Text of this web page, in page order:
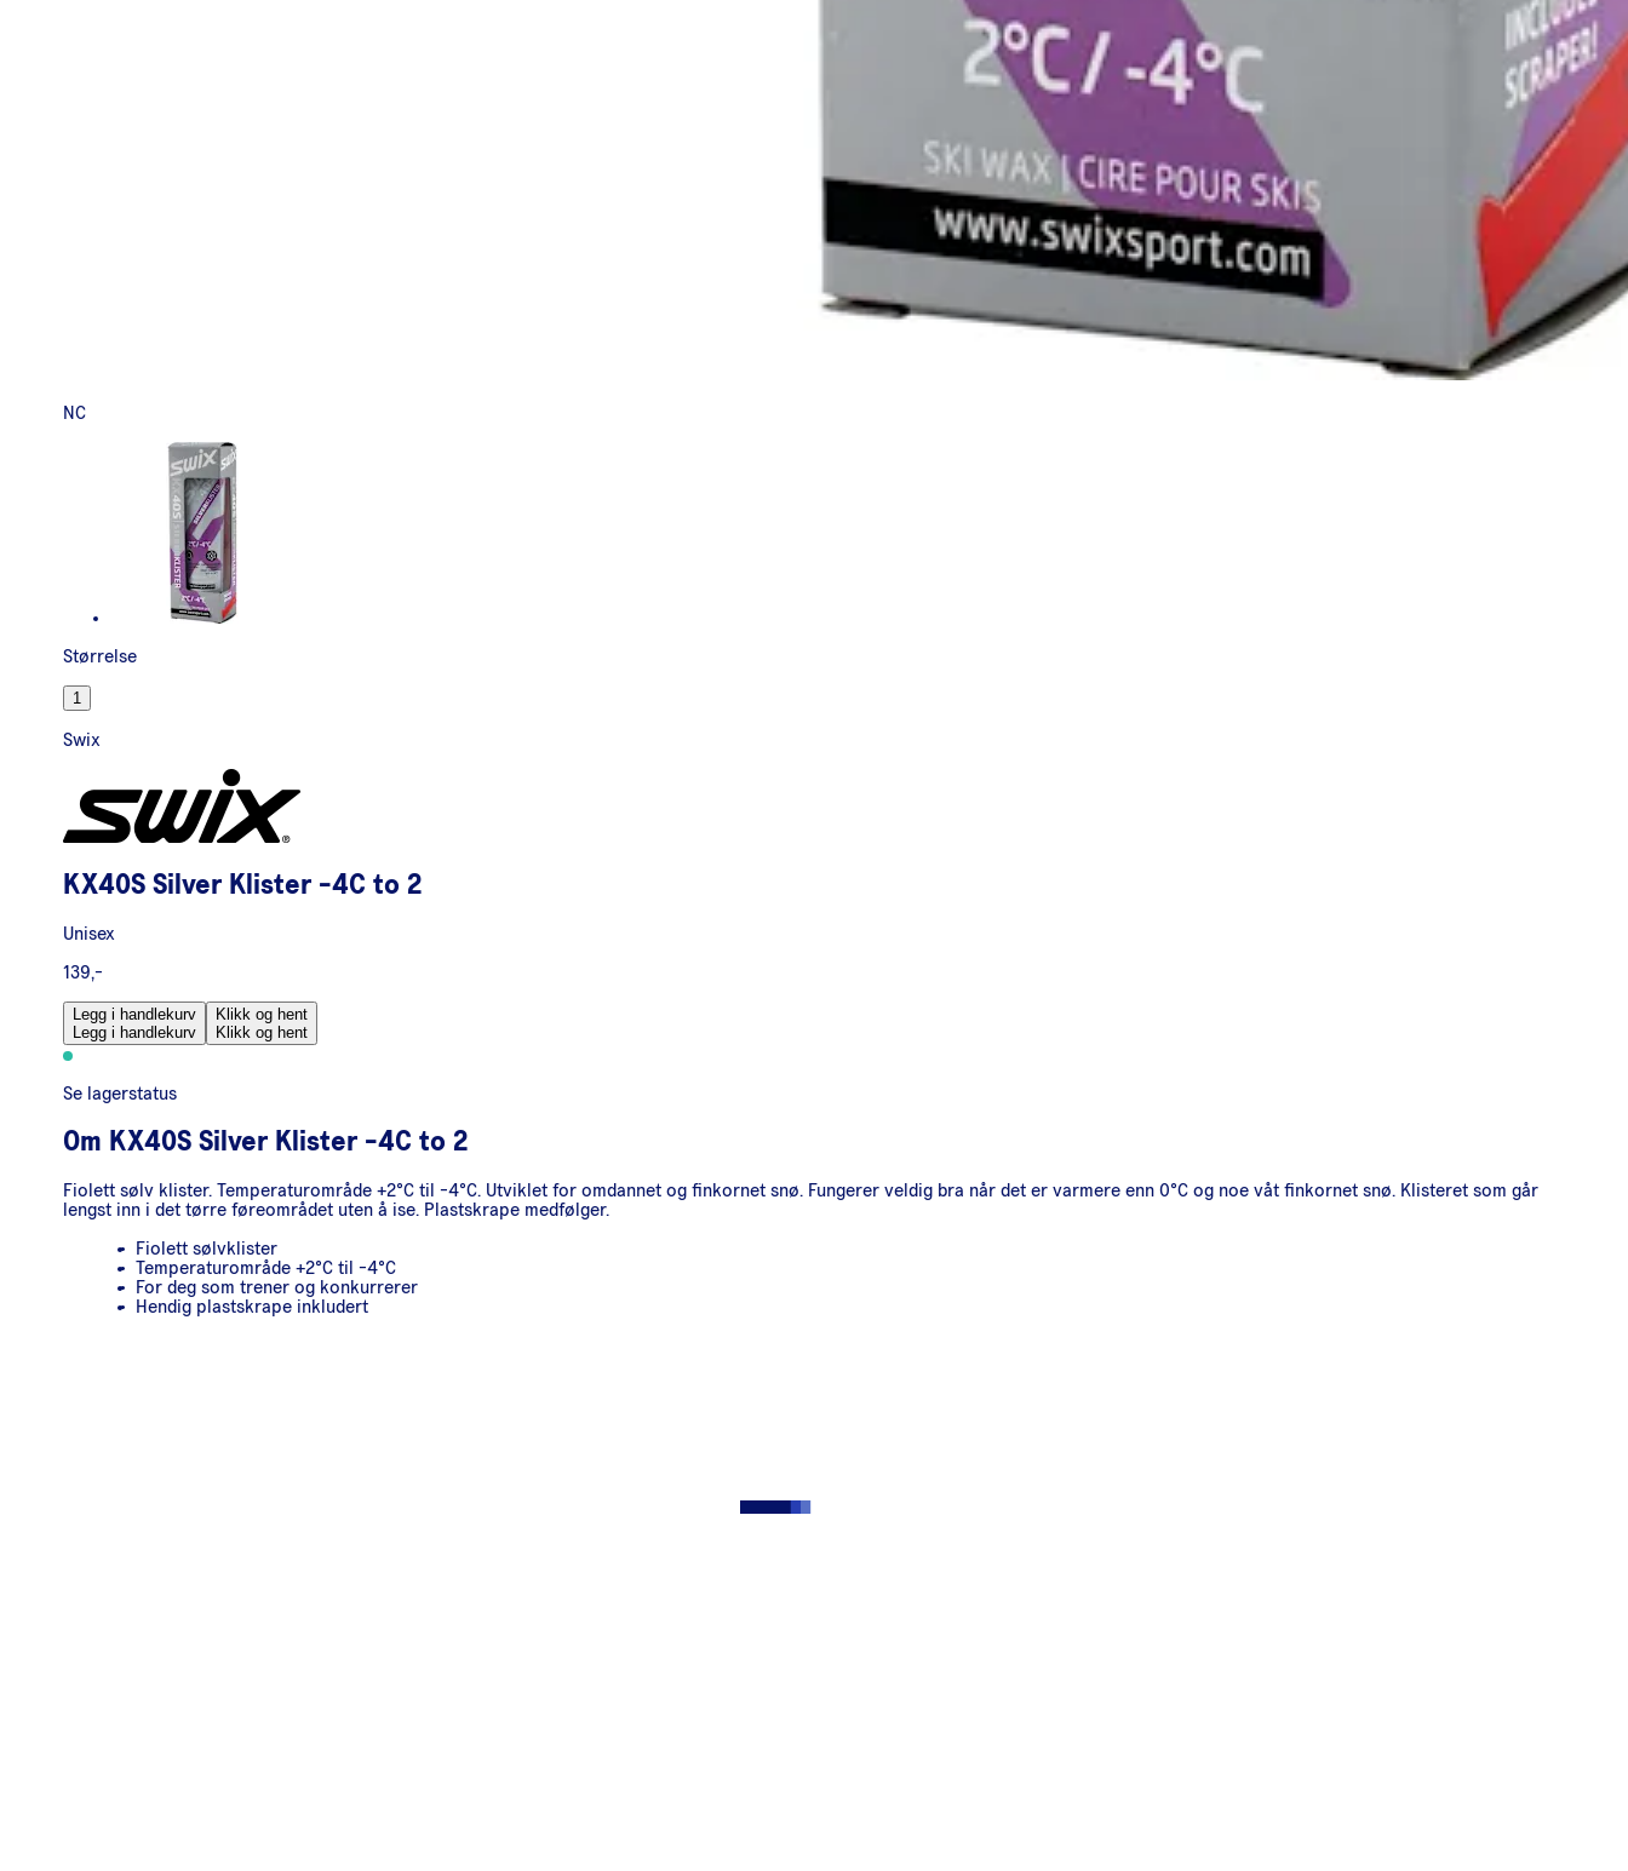
NC
Størrelse
1
Swix
KX40S Silver Klister -4C to 2
Unisex
139,-
Legg i handlekurv
Legg i handlekurv
Klikk og hent
Klikk og hent
Se lagerstatus
Om KX40S Silver Klister -4C to 2
Fiolett sølv klister. Temperaturområde +2°C til -4°C. Utviklet for omdannet og finkornet snø. Fungerer veldig bra når det er varmere enn 0°C og noe våt finkornet snø. Klisteret som går
lengst inn i det tørre føreområdet uten å ise. Plastskrape medfølger.
Fiolett sølvklister
Temperaturområde +2°C til -4°C
For deg som trener og konkurrerer
Hendig plastskrape inkludert